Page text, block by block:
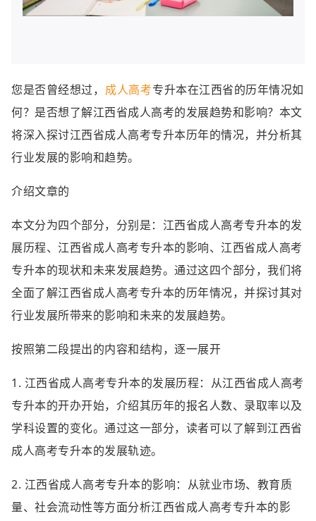
您是否曾经想过， 成人高考专升本在江西省的历年情况如
何？是否想了解江西省成人高考的发展趋势和影响？本文
将深入探讨江西省成人高考专升本历年的情况，并分析其
行业发展的影响和趋势。
介绍文章的
本文分为四个部分，分别是：江西省成人高考专升本的发
展历程、江西省成人高考专升本的影响、江西省成人高考
专升本的现状和未来发展趋势。通过这四个部分，我们将
全面了解江西省成人高考专升本的历年情况，并探讨其对
行业发展所带来的影响和未来的发展趋势。
按照第二段提出的内容和结构，逐一展开
1. 江西省成人高考专升本的发展历程：从江西省成人高考
专升本的开办开始，介绍其历年的报名人数、录取率以及
学科设置的变化。通过这一部分，读者可以了解到江西省
成人高考专升本的发展轨迹。
2. 江西省成人高考专升本的影响：从就业市场、教育质
量、社会流动性等方面分析江西省成人高考专升本的影